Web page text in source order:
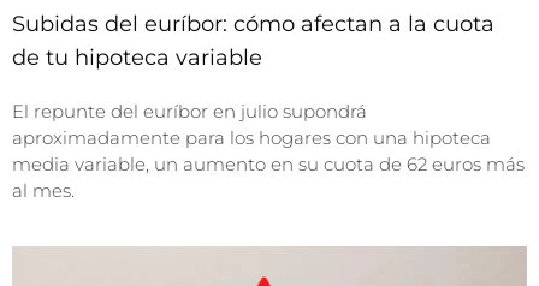
Subidas del euríbor: cómo afectan a la cuota
de tu hipoteca variable
El repunte del euríbor en julio supondrá
aproximadamente para los hogares con una hipoteca
media variable, un aumento en su cuota de 62 euros más
al mes.